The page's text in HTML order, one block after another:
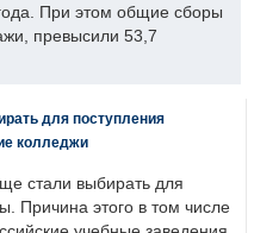
При этом общие сборы
превысили 53,7
для поступления
колледжи
стали выбирать для
Причина этого в том числе